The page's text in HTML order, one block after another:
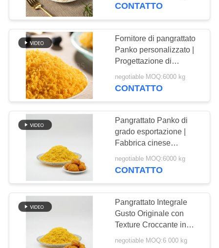
Fiocchi secchi della
sarda
24
Funghi di shiitake
secchi
CONTATTO
Fornitore di pangrattato
Panko personalizzato |
Progettazione di
imballaggi e stampa del
marchio
negotiable MOQ:6000 kg
CONTATTO
Pangrattato Panko di
grado esportazione |
Fabbrica cinese
certificata Halal
negotiable MOQ:6000 kg
CONTATTO
Pangrattato Integrale
Gusto Originale con
Texture Croccante in
Sacchi Convenienti da
negotiable MOQ:6 000 kg